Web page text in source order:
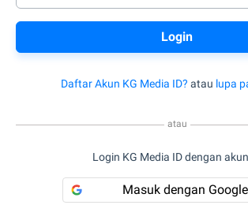
Daftar Akun KG Media ID? atau lupa
atau
Login KG Media ID dengan
Masuk dengan Google